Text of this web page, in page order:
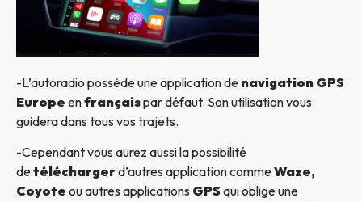
-L’autoradio possède une application de navigation GPS
Europe enfrançaispar défaut. Son utilisation vous
guidera dans tous vos trajets.
-Cependant vous aurez aussi la possibilité
detéléchargerd’autres application commeWaze,
Coyote ou autres applications GPSqui oblige une